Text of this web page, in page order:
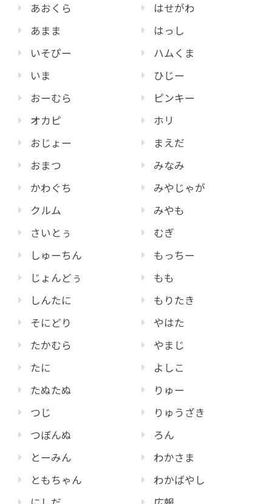
あおくら
あまま
いそぴー
いま
おーむら
オカピ
おじょー
おまつ
かわぐち
クルム
さいとぅ
しゅーちん
じょんどぅ
しんたに
そにどり
たかむら
たに
たぬたぬ
つじ
つぼんぬ
とーみん
ともちゃん
はせがわ
はっし
ハムくま
ひじー
ピンキー
ホリ
まえだ
みなみ
みやじゃが
みやも
むぎ
もっちー
もも
もりたき
やはた
やまじ
よしこ
りゅー
りゅうざき
ろん
わかさま
わかばやし